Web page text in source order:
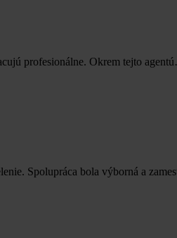
profesionálne. Okrem tejto
Spolupráca bola výborná a